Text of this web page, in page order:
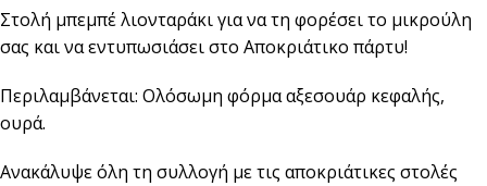
Στολή μπεμπέ λιονταράκι για να τη φορέσει το μικρούλη
σας και να εντυπωσιάσει στο Αποκριάτικο πάρτυ!
Περιλαμβάνεται: Ολόσωμη φόρμα αξεσουάρ κεφαλής,
ουρά.
Ανακάλυψε όλη τη συλλογή με τις αποκριάτικες στολές